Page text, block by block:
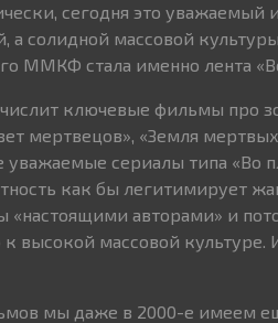
сегодня это уважаемый
а солидной массовой
ММКФ стала именно лента
ключевые фильмы про
мертвецов», «Земля
уважаемые сериалы типа «Во
как бы легитимирует
«настоящими авторами» и
высокой массовой культуре.
мы даже в 2000-е имеем